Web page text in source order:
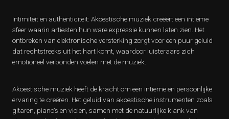
Intimiteit en authenticiteit: Akoestische muziek creëert een intieme
sfeer waarin artiesten hun ware expressie kunnen laten zien. Het
ontbreken van elektronische versterking zorgt voor een puur geluid
dat rechtstreeks uit het hart komt, waardoor luisteraars zich
emotioneel verbonden voelen met de muziek.
Akoestische muziek heeft de kracht om een intieme en persoonlijke
ervaring te creëren. Het geluid van akoestische instrumenten zoals
gitaren, piano’s en violen, samen met de natuurlijke klank van